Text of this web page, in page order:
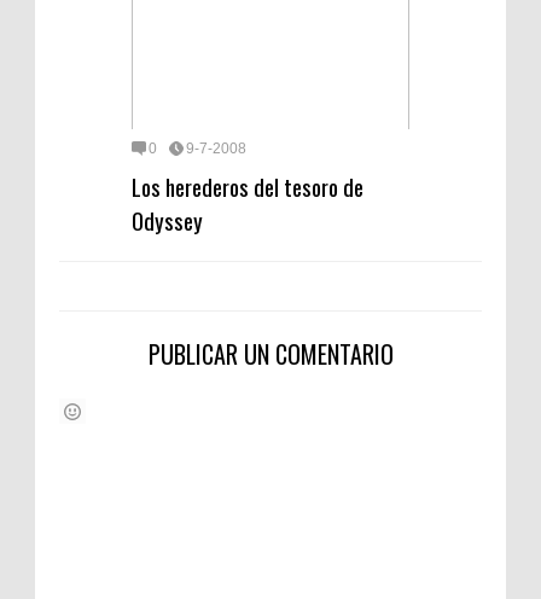
0 9-7-2008
Los herederos del tesoro de
Odyssey
PUBLICAR UN COMENTARIO